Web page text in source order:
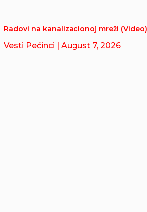
Radovi na kanalizacionoj mreži (Video)
Vesti Pećinci | August 7, 2026